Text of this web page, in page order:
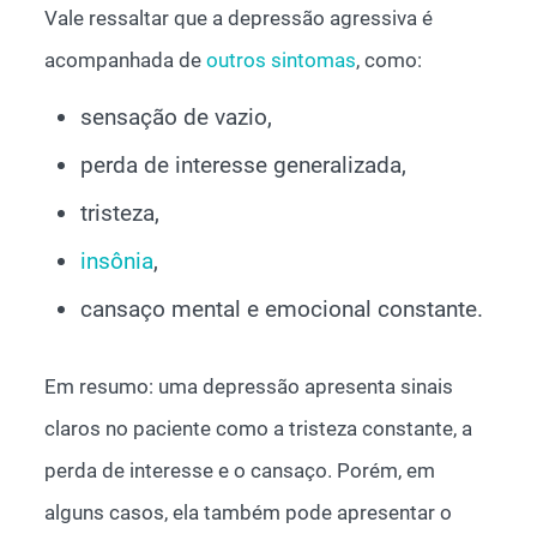
Vale ressaltar que a depressão agressiva é
acompanhada de outros sintomas, como:
sensação de vazio,
perda de interesse generalizada,
tristeza,
insônia,
cansaço mental e emocional constante.
Em resumo: uma depressão apresenta sinais
claros no paciente como a tristeza constante, a
perda de interesse e o cansaço. Porém, em
alguns casos, ela também pode apresentar o